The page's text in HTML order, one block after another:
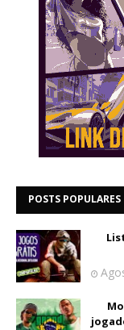
POSTS POPULARES